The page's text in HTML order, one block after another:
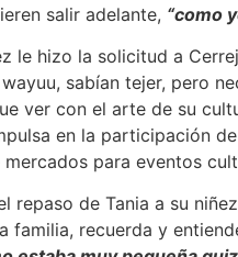
salir adelante, “como
le hizo la solicitud a
sabían tejer, pero
ver con el arte de su
en la participación
para eventos
repaso de Tania a su
familia, recuerda y